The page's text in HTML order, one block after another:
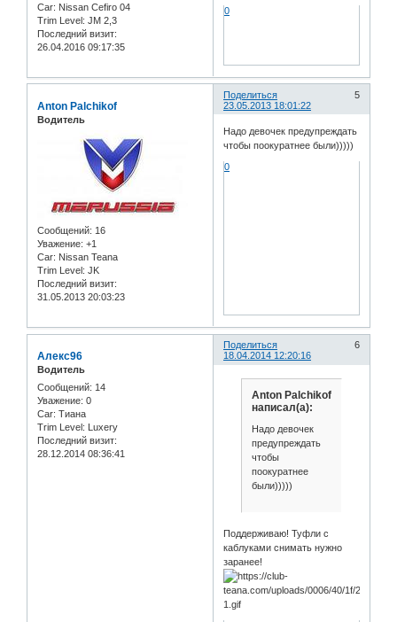
Car: Nissan Cefiro 04
Trim Level: JM 2,3
Последний визит:
26.04.2016 09:17:35
0
Поделиться
5
23.05.2013 18:01:22
Anton Palchikof
Водитель
Сообщений: 16
Уважение: +1
Car: Nissan Teana
Trim Level: JK
Последний визит:
31.05.2013 20:03:23
Надо девочек предупреждать
чтобы поокуратнее были)))))
0
Поделиться
6
18.04.2014 12:20:16
Алекс96
Водитель
Сообщений: 14
Уважение: 0
Car: Тиана
Trim Level: Luxery
Последний визит:
28.12.2014 08:36:41
Anton Palchikof
написал(а):
Надо девочек
предупреждать
чтобы
поокуратнее
были)))))
Поддерживаю! Туфли с
каблуками снимать нужно
заранее!